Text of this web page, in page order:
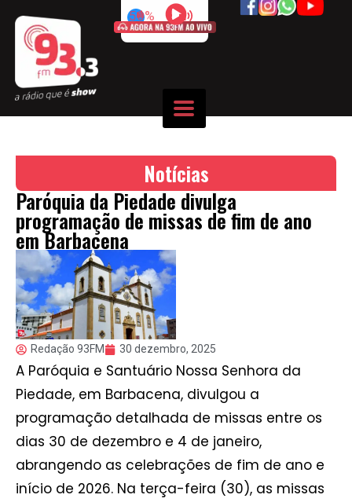
50%
Notícias
Paróquia da Piedade divulga
programação de missas de fim de ano
em Barbacena
Redação 93FM 30 dezembro, 2025
A Paróquia e Santuário Nossa Senhora da
Piedade, em Barbacena, divulgou a
programação detalhada de missas entre os
dias 30 de dezembro e 4 de janeiro,
abrangendo as celebrações de fim de ano e
início de 2026. Na terça-feira (30), as missas